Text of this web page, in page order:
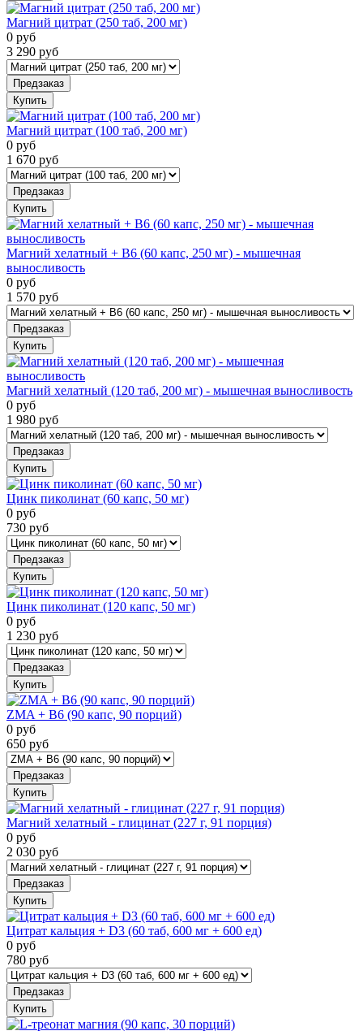
Магний цитрат (250 таб, 200 мг)
0 руб
3 290 руб
Предзаказ
Купить
Магний цитрат (100 таб, 200 мг)
0 руб
1 670 руб
Предзаказ
Купить
Магний хелатный + B6 (60 капс, 250 мг) - мышечная
выносливость
0 руб
1 570 руб
Предзаказ
Купить
Магний хелатный (120 таб, 200 мг) - мышечная выносливость
0 руб
1 980 руб
Предзаказ
Купить
Цинк пиколинат (60 капс, 50 мг)
0 руб
730 руб
Предзаказ
Купить
Цинк пиколинат (120 капс, 50 мг)
0 руб
1 230 руб
Предзаказ
Купить
ZMA + B6 (90 капс, 90 порций)
0 руб
650 руб
Предзаказ
Купить
Магний хелатный - глицинат (227 г, 91 порция)
0 руб
2 030 руб
Предзаказ
Купить
Цитрат кальция + D3 (60 таб, 600 мг + 600 ед)
0 руб
780 руб
Предзаказ
Купить